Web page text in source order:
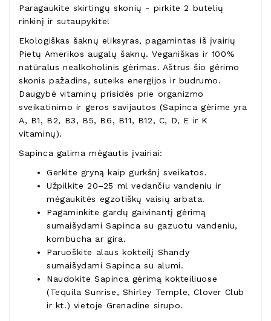
Paragaukite skirtingų skonių - pirkite 2 butelių
rinkinį ir sutaupykite!
Ekologiškas šaknų eliksyras, pagamintas iš įvairių
Pietų Amerikos augalų šaknų. Veganiškas ir 100%
natūralus nealkoholinis gėrimas. Aštrus šio gėrimo
skonis pažadins, suteiks energijos ir budrumo.
Daugybė vitaminų prisidės prie organizmo
sveikatinimo ir geros savijautos (Sapinca gėrime yra
A, B1, B2, B3, B5, B6, B11, B12, C, D, E ir K
vitaminų).
Sapinca galima mėgautis įvairiai:
Gerkite gryną kaip gurkšnį sveikatos.
Užpilkite 20–25 ml vedančiu vandeniu ir
mėgaukitės egzotiškų vaisių arbata.
Pagaminkite gardų gaivinantį gėrimą
sumaišydami Sapinca su gazuotu vandeniu,
kombucha ar gira.
Paruoškite alaus kokteilį Shandy
sumaišydami Sapinca su alumi.
Naudokite Sapinca gėrimą kokteiliuose
(Tequila Sunrise, Shirley Temple, Clover Club
ir kt.) vietoje Grenadine sirupo.